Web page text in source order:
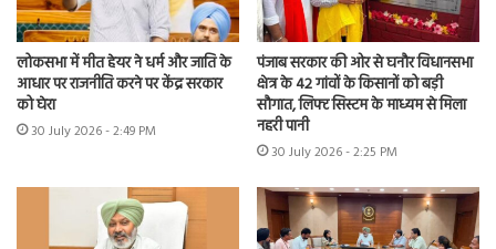
लोकसभा में मीत हेयर ने धर्म और जाति के
आधार पर राजनीति करने पर केंद्र सरकार
को घेरा
30 July 2026 - 2:49 PM
पंजाब सरकार की ओर से घनौर विधानसभा
क्षेत्र के 42 गांवों के किसानों को बड़ी
सौगात, लिफ्ट सिस्टम के माध्यम से मिला
नहरी पानी
30 July 2026 - 2:25 PM